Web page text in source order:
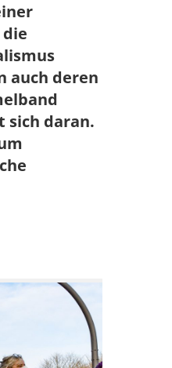
auch deren
sich daran.